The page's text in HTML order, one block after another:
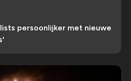
persoonlijker met nieuwe